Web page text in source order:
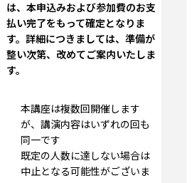
は、本申込みおよび参加費のお支
払い完了をもって確定となりま
す。詳細につきましては、準備が
整い次第、改めてご案内いたしま
す。
本講座は複数回開催します
が、講演内容はいずれの回も
同一です
既定の人数に達しない場合は
中止となる可能性がございま